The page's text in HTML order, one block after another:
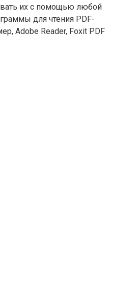
их с помощью любой
для чтения PDF-
Adobe Reader, Foxit PDF